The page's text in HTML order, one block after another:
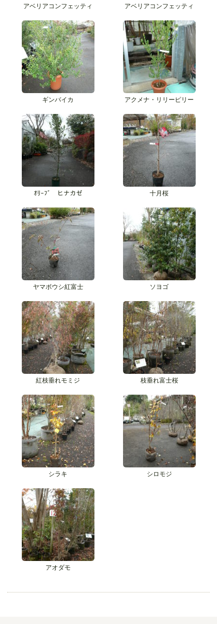
アベリアコンフェッティ アベリアコンフェッティ
ギンバイカ アクメナ・リリーピリー
ｵﾘｰﾌﾞ ヒナカゼ 十月桜
ヤマボウシ紅富士 ソヨゴ
紅枝垂れモミジ 枝垂れ富士桜
シラキ シロモジ
アオダモ